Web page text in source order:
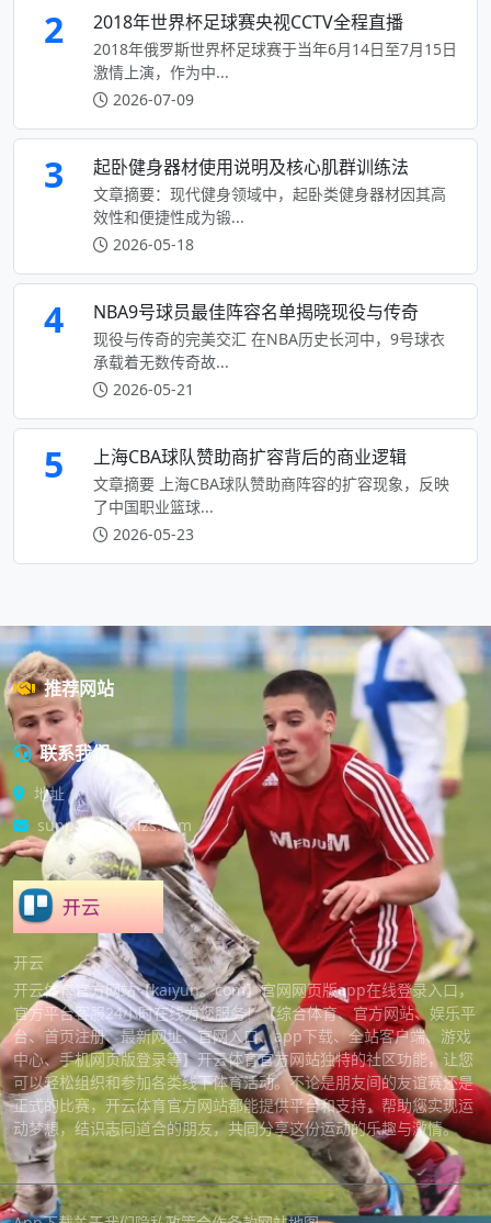
2 2018年世界杯足球赛央视CCTV全程直播
2018年俄罗斯世界杯足球赛于当年6月14日至7月15日
激情上演，作为中...
2026-07-09
3 起卧健身器材使用说明及核心肌群训练法
文章摘要：现代健身领域中，起卧类健身器材因其高
效性和便捷性成为锻...
2026-05-18
4 NBA9号球员最佳阵容名单揭晓现役与传奇
现役与传奇的完美交汇 在NBA历史长河中，9号球衣
承载着无数传奇故...
2026-05-21
5 上海CBA球队赞助商扩容背后的商业逻辑
文章摘要 上海CBA球队赞助商阵容的扩容现象，反映
了中国职业篮球...
2026-05-23
推荐网站
联系我们
地址
support@hhxlzs.com
开云
开云体育官方网站【kaiyun。com】官网网页版app在线登录入口，
官方平台客服24小时在线为您服务！【综合体育、官方网站、娱乐平
台、首页注册、最新网址、官网入口、app下载、全站客户端、游戏
中心、手机网页版登录等】开云体育官方网站独特的社区功能，让您
可以轻松组织和参加各类线下体育活动。不论是朋友间的友谊赛还是
正式的比赛，开云体育官方网站都能提供平台和支持，帮助您实现运
动梦想，结识志同道合的朋友，共同分享这份运动的乐趣与激情。